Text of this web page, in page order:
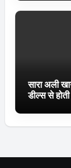
सारा अली
डील्स से